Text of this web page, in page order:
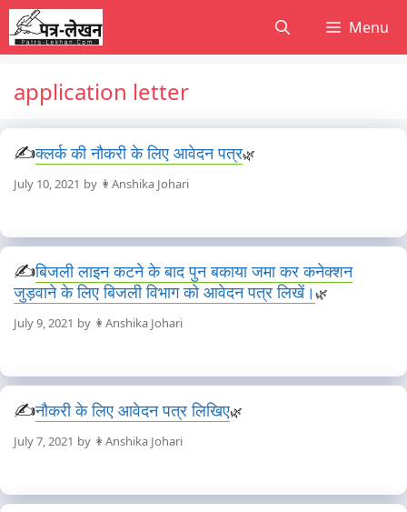
Skip
to
content
Menu
application letter
क्लर्क की नौकरी के लिए आवेदन पत्र
July 10, 2021 by 👩Anshika Johari
बिजली लाइन कटने के बाद पुन बकाया जमा कर कनेक्शन
जुड़वाने के लिए बिजली विभाग को आवेदन पत्र लिखें।
July 9, 2021 by 👩Anshika Johari
नौकरी के लिए आवेदन पत्र लिखिए
July 7, 2021 by 👩Anshika Johari